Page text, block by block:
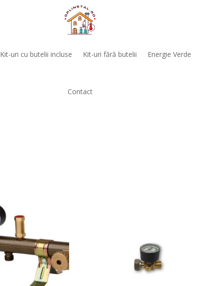
Kit-uri cu butelii incluse Kit-uri fără butelii Energie Verde
Contact